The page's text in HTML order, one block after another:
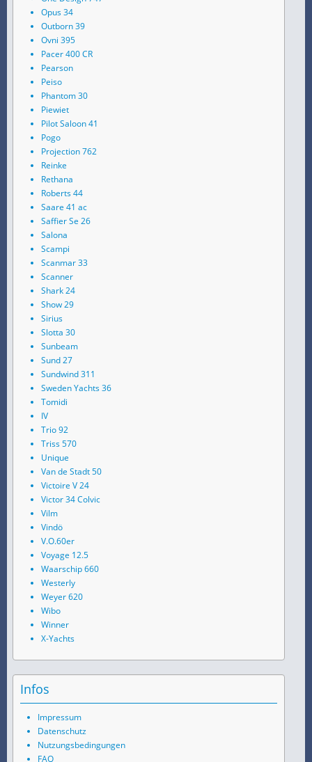
Opus 34
Outborn 39
Ovni 395
Pacer 400 CR
Pearson
Peiso
Phantom 30
Piewiet
Pilot Saloon 41
Pogo
Projection 762
Reinke
Rethana
Roberts 44
Saare 41 ac
Saffier Se 26
Salona
Scampi
Scanmar 33
Scanner
Shark 24
Show 29
Sirius
Slotta 30
Sunbeam
Sund 27
Sundwind 311
Sweden Yachts 36
Tomidi
IV
Trio 92
Triss 570
Unique
Van de Stadt 50
Victoire V 24
Victor 34 Colvic
Vilm
Vindö
V.O.60er
Voyage 12.5
Waarschip 660
Westerly
Weyer 620
Wibo
Winner
X-Yachts
Infos
Impressum
Datenschutz
Nutzungsbedingungen
FAQ